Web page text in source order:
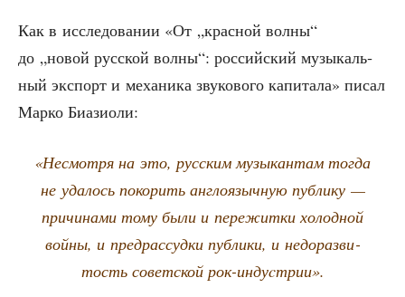
Как в иссле­до­ва­нии «От „крас­ной вол­ны“
до „новой рус­ской вол­ны“: российский музы­каль­
ный экс­порт и меха­ни­ка зву­ко­во­го капи­та­ла» писал
Мар­ко Биазиоли:
«Несмот­ря на это, рус­ским музы­кан­там тогда
не уда­лось поко­рить англо­языч­ную пуб­ли­ку —
при­чи­на­ми тому были и пере­жит­ки холод­ной
вой­ны, и пред­рас­суд­ки пуб­ли­ки, и недо­раз­ви­
тость совет­ской рок-индуcтрии».